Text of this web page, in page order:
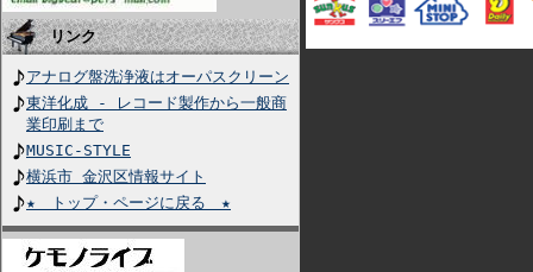
リンク
アナログ盤洗浄液はオーパスクリーン
東洋化成 - レコード製作から一般商
業印刷まで
MUSIC-STYLE
横浜市 金沢区情報サイト
★ トップ・ページに戻る ★